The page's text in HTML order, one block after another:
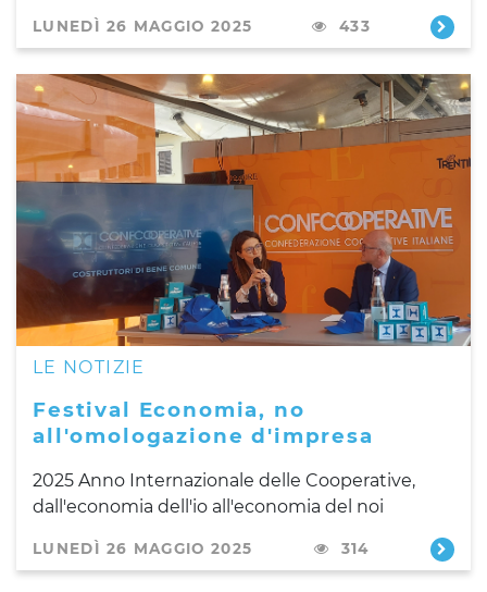
LUNEDÌ 26 MAGGIO 2025 433
LE NOTIZIE
Festival Economia, no
all'omologazione d'impresa
2025 Anno Internazionale delle Cooperative,
dall'economia dell'io all'economia del noi
LUNEDÌ 26 MAGGIO 2025 314